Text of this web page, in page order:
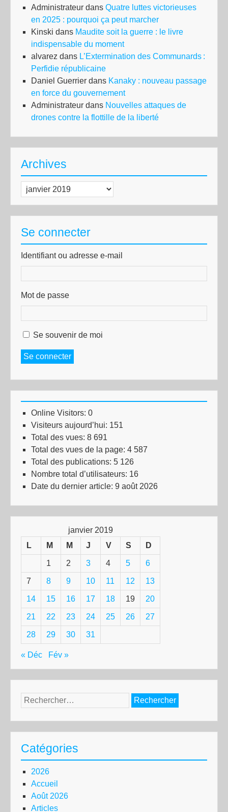
Administrateur dans Quatre luttes victorieuses
en 2025 : pourquoi ça peut marcher
Kinski dans Maudite soit la guerre : le livre
indispensable du moment
alvarez dans L’Extermination des Communards :
Perfidie républicaine
Daniel Guerrier dans Kanaky : nouveau passage
en force du gouvernement
Administrateur dans Nouvelles attaques de
drones contre la flottille de la liberté
Archives
Archives
Se connecter
Identifiant ou adresse e-mail
Mot de passe
Se souvenir de moi
Se connecter
Online Visitors: 0
Visiteurs aujourd’hui: 151
Total des vues: 8 691
Total des vues de la page: 4 587
Total des publications: 5 126
Nombre total d’utilisateurs: 16
Date du dernier article: 9 août 2026
janvier 2019
L
M M J V S D
1 2 3 4 5 6
7 8 9 10 11 12 13
14 15 16 17 18 19 20
21 22 23 24 25 26 27
28 29 30 31
« Déc Fév »
Rechercher :
Catégories
2026
Accueil
Août 2026
Articles